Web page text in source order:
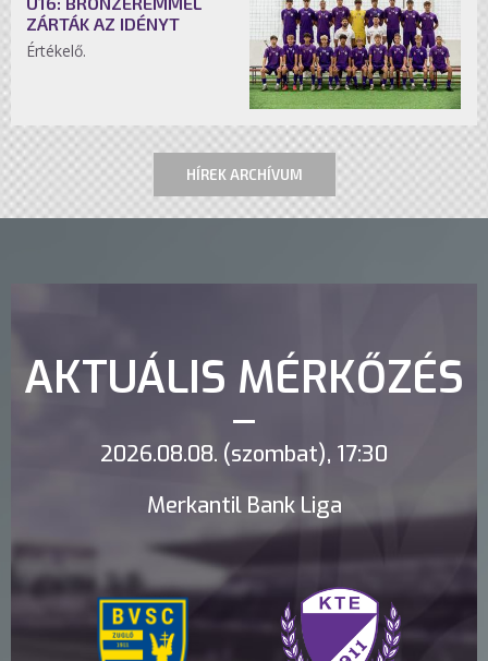
ZÁRTÁK AZ IDÉNYT
Értékelő.
HÍREK ARCHÍVUM
AKTUÁLIS MÉRKŐZÉS
2026.08.08. (szombat), 17:30
Merkantil Bank Liga